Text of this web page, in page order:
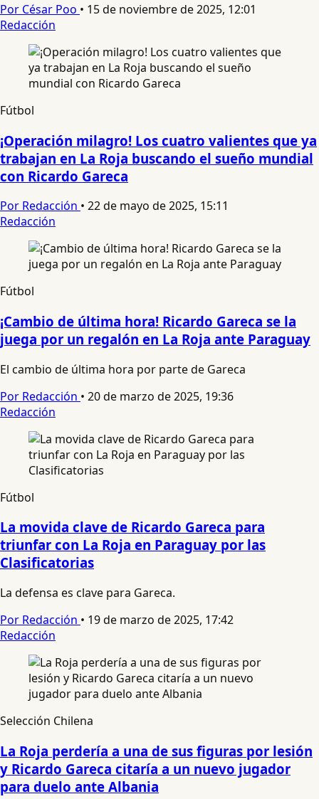
Por César Poo • 15 de noviembre de 2025, 12:01
Redacción
Fútbol
¡Operación milagro! Los cuatro valientes que ya
trabajan en La Roja buscando el sueño mundial
con Ricardo Gareca
Por Redacción • 22 de mayo de 2025, 15:11
Redacción
Fútbol
¡Cambio de última hora! Ricardo Gareca se la
juega por un regalón en La Roja ante Paraguay
El cambio de última hora por parte de Gareca
Por Redacción • 20 de marzo de 2025, 19:36
Redacción
Fútbol
La movida clave de Ricardo Gareca para
triunfar con La Roja en Paraguay por las
Clasificatorias
La defensa es clave para Gareca.
Por Redacción • 19 de marzo de 2025, 17:42
Redacción
Selección Chilena
La Roja perdería a una de sus figuras por lesión
y Ricardo Gareca citaría a un nuevo jugador
para duelo ante Albania